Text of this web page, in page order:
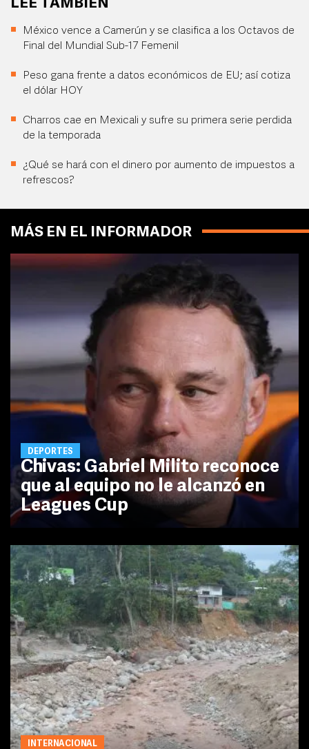
LEE TAMBIÉN
México vence a Camerún y se clasifica a los Octavos de
Final del Mundial Sub-17 Femenil
Peso gana frente a datos económicos de EU; así cotiza
el dólar HOY
Charros cae en Mexicali y sufre su primera serie perdida
de la temporada
¿Qué se hará con el dinero por aumento de impuestos a
refrescos?
MÁS EN EL INFORMADOR
DEPORTES
Chivas: Gabriel Milito reconoce
que al equipo no le alcanzó en
Leagues Cup
INTERNACIONAL